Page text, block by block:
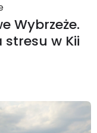
Wybrzeże.
stresu w Kii